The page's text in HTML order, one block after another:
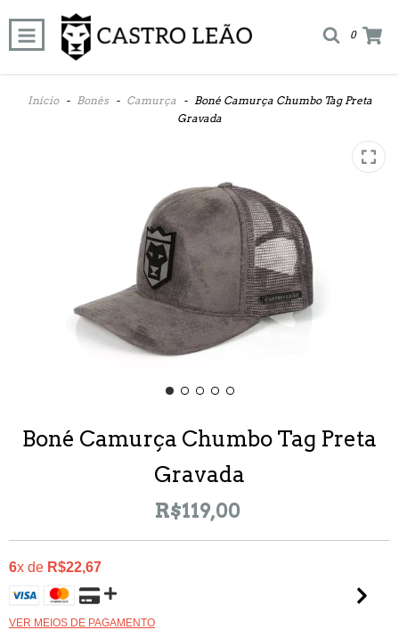
0
Início - Bonés - Camurça -
Boné Camurça Chumbo Tag Preta
Gravada
Boné Camurça Chumbo Tag Preta
Gravada
R$119,00
6x de R$22,67
VER MEIOS DE PAGAMENTO